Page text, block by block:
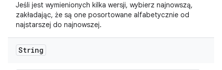
Jeśli jest wymienionych kilka wersji, wybierz najnowszą,
zakładając, że są one posortowane alfabetycznie od
najstarszej do najnowszej.
String